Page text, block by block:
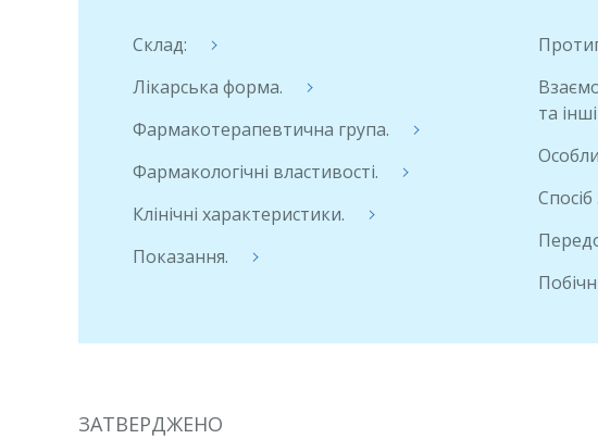
Склад:
Лікарська форма.
Фармакотерапевтична група.
Фармакологічні властивості.
Клінічні характеристики.
Показання.
та
ЗАТВЕРДЖЕНО